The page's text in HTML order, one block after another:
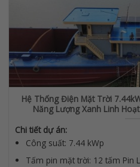
Hệ Thống Điện Mặt Trời
Năng Lượng Xanh Linh
Chi tiết dự án:
Công suất: 7.44 kWp
Tấm pin mặt trời: 12 tấm Pin